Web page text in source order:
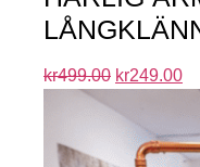
kr499.00 kr249.00